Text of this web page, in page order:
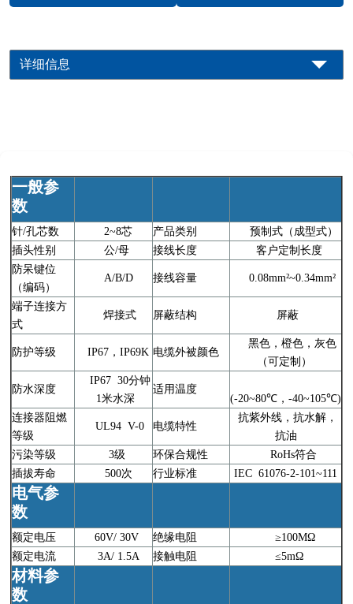
详细信息
一般参
数
针/孔芯数 2~8芯 产品类别
预制式（成型式）
插头性别
公/母 接线长度
客户定制长度
防呆键位
（编码）
A/B/D 接线容量 0.08mm²~0.34mm²
端子连接方
式
焊接式 屏蔽结构 屏蔽
防护等级 IP67，IP69K 电缆外被颜色
黑色，橙色，灰色
（可定制）
防水深度
IP67 30分钟
1米水深
适用温度
(-20~80℃，-40~105℃)
连接器阻燃
等级
UL94 V-0 电缆特性
抗紫外线，抗水解，
抗油
污染等级
3级 环保合规性
RoHs符合
插拔寿命
500次 行业标准 IEC 61076-2-101~111
电气参
数
额定电压 60V/ 30V 绝缘电阻
≥100MΩ
额定电流
3A/ 1.5A 接触电阻 ≤5mΩ
材料参
数